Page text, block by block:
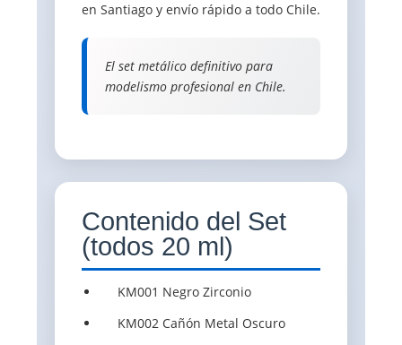
en Santiago y envío rápido a todo Chile.
El set metálico definitivo para
modelismo profesional en Chile.
Contenido del Set
(todos 20 ml)
KM001 Negro Zirconio
KM002 Cañón Metal Oscuro